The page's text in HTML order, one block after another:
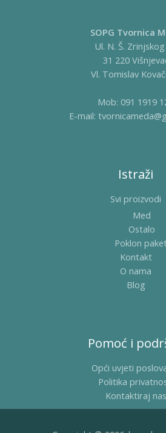
SOPG Tvornica
Ul. N. Š.
31 220
Vl. Tomislav
Mob: 091 1919
E-mail:
Istraži
Svi proizvodi
Med
Ostalo
Poklon
Kontakt
O nama
Blog
Pomoć i
Opći uvjeti
Politika
Kontaktiraj nas